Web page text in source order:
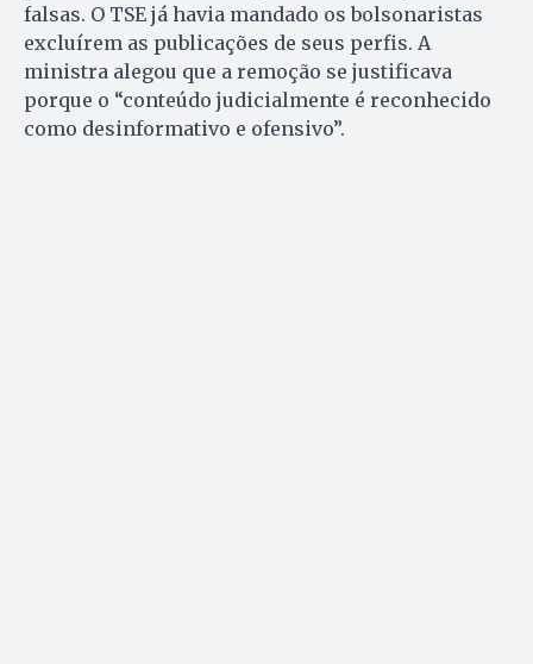
falsas. O TSE já havia mandado os bolsonaristas
excluírem as publicações de seus perfis. A
ministra alegou que a remoção se justificava
porque o “conteúdo judicialmente é reconhecido
como desinformativo e ofensivo”.